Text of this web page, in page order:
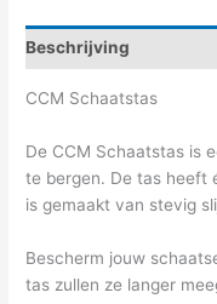
Beschrijving
CCM Schaatstas
De CCM Schaatstas is
te bergen. De tas heeft
is gemaakt van stevig
Bescherm jouw
tas zullen ze langer